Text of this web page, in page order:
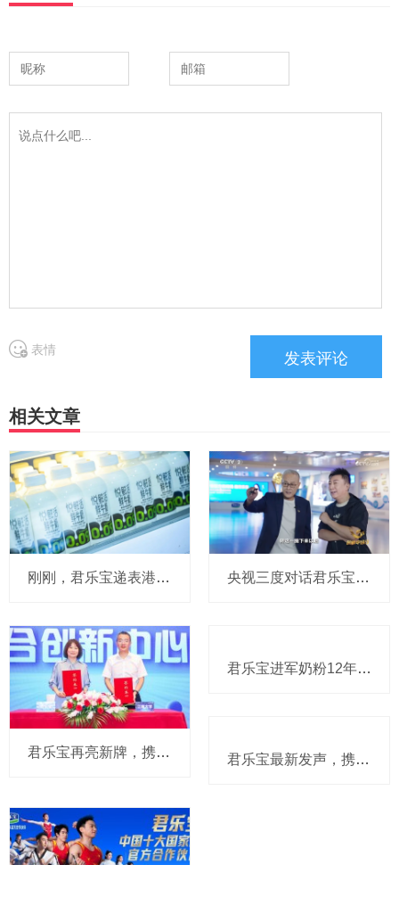
表情
相关文章
刚刚，君乐宝递表港交所：“悦鲜活”母企正式冲刺IPO，年收入干到200亿，募集资金将主要用于工厂建设和产能扩张升级 央视三度对话君乐宝，董事长都透露了哪些创新密码？
君乐宝再亮新牌，携手江南大学成立益生菌联合创新中心
君乐宝进军奶粉12年迎来新里程碑，全线产品升级最新科研配方
君乐宝最新发声，携手郭晶晶、央视频致敬中国力量